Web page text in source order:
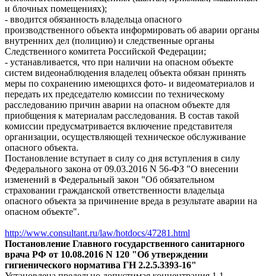
и блочных помещениях);
- вводится обязанность владельца опасного
производственного объекта информировать об аварии органы
внутренних дел (полицию) и следственные органы
Следственного комитета Российской Федерации;
- устанавливается, что при наличии на опасном объекте
систем видеонаблюдения владелец объекта обязан принять
меры по сохранению имеющихся фото- и видеоматериалов и
передать их председателю комиссии по техническому
расследованию причин аварии на опасном объекте для
приобщения к материалам расследования. В состав такой
комиссии предусматривается включение представителя
организации, осуществляющей техническое обслуживание
опасного объекта.
Постановление вступает в силу со дня вступления в силу
Федерального закона от 09.03.2016 N 56-ФЗ "О внесении
изменений в Федеральный закон "Об обязательном
страховании гражданской ответственности владельца
опасного объекта за причинение вреда в результате аварии на
опасном объекте".
http://www.consultant.ru/law/hotdocs/47281.html
Постановление Главного государственного санитарного
врача РФ от 10.08.2016 N 120 "Об утверждении
гигиенического норматива ГН 2.2.5.3393-16"